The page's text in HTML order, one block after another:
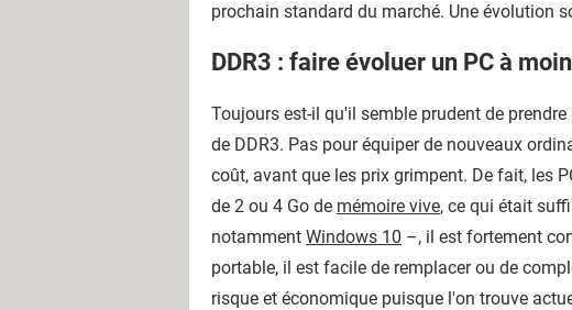
prochain standard du marché. Une évolution
DDR3 : faire évoluer un PC à
Toujours est-il qu'il semble prudent de
de DDR3. Pas pour équiper de nouveaux
coût, avant que les prix grimpent. De fait, les
de 2 ou 4 Go de mémoire vive, ce qui était
notamment Windows 10 –, il est fortement
portable, il est facile de remplacer ou de
risque et économique puisque l'on trouve